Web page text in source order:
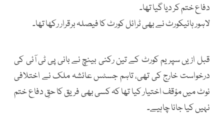
دفاع ختم کر دیا گیا تھا۔
لاہور ہائیکورٹ نے بھی ٹرائل کورٹ کا فیصلہ برقرار رکھا تھا۔
قبل ازیں سپریم کورٹ کے تین رکنی بینچ نے بانی پی ٹی آئی کی
درخواست خارج کی تھی، تاہم جسٹس عائشہ ملک نے اختلافی
نوٹ میں مؤقف اختیار کیا تھا کہ کسی بھی فریق کا حقِ دفاع ختم
نہیں کیا جانا چاہیے۔